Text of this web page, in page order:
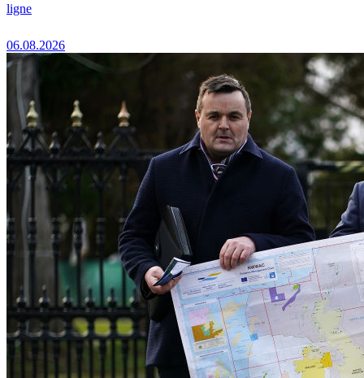
ligne
06.08.2026